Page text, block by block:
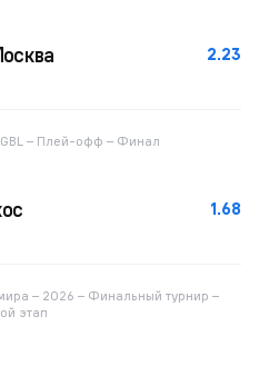
2.23
– Плей-офф – Финал
1.68
– 2026 – Финальный турнир –
этап